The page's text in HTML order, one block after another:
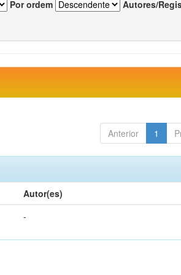
Por ordem Autores/
Anterior 1
Autor(es)
-